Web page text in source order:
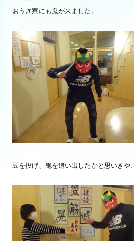
おうぎ寮にも鬼が来ました。
豆を投げ、鬼を追い出したかと思いきや、